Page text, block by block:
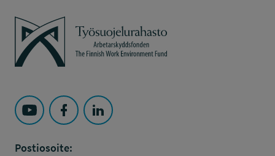
Työsuojelurahasto
Seuraa Työsuojelurahasto kohteessa: YouTube
Seuraa Työsuojelurahasto kohteessa:
Seuraa Työsuojelurahasto kohteessa:
Postiosoite: